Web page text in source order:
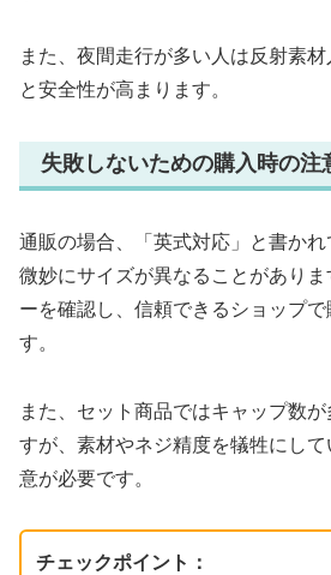
また、夜間走行が多い人は反射素
と安全性が高まります。
失敗しないための購入時の注
通販の場合、「英式対応」と書か
微妙にサイズが異なることがありま
ーを確認し、信頼できるショップ
す。
また、セット商品ではキャップ数
すが、素材やネジ精度を犠牲にし
意が必要です。
チェックポイント：